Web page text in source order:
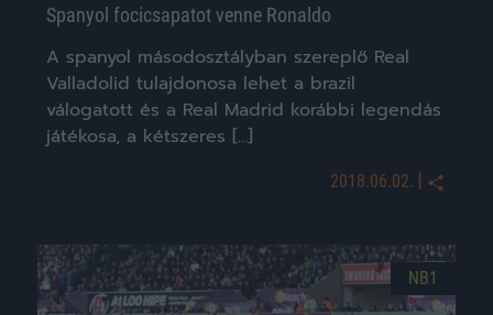
Spanyol focicsapatot venne Ronaldo
A spanyol másodosztályban szereplő Real
Valladolid tulajdonosa lehet a brazil
válogatott és a Real Madrid korábbi legendás
játékosa, a kétszeres […]
2018.06.02. |
NB1